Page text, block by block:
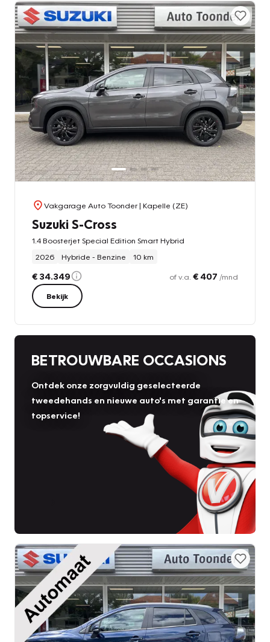
Vakgarage Auto Toonder| Kapelle (ZE)
Suzuki S-Cross
1.4 Boosterjet Special Edition Smart Hybrid
2026
Hybride - Benzine 10 km
€ 34.349 of v.a. € 407 /mnd
Bekijk
BETROUWBARE OCCASIONS
Ontdek onze zorgvuldig geselecteerde
tweedehands en nieuwe auto's met garantie en
topservice!